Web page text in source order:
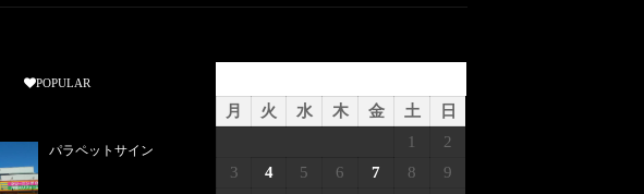
POPULAR
パラペットサイン
月
火 水 木 金 土
日
1
2
3
4 5 6 7 8
9